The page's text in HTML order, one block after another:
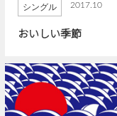
シングル 2017.10
おいしい季節